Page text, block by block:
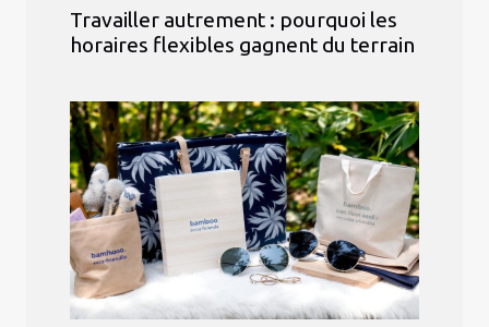
Travailler autrement : pourquoi les
horaires flexibles gagnent du terrain